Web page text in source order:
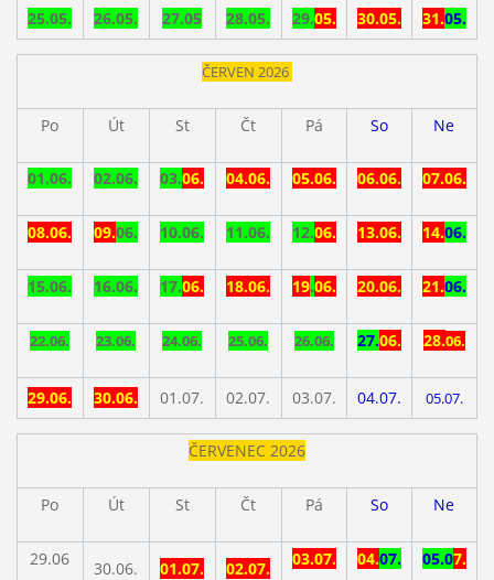
25.05. 26.05. 27.05 28.05. 29.05. 30.05. 31.05.
ČERVEN 2026
Po Út St Čt Pá So Ne
01.06. 02.06. 03.06. 04.06. 05.06. 06.06. 07.06.
08.06. 09.06. 10.06. 11.06. 12.06. 13.06. 14.06.
15.06. 16.06. 17.06. 18.06. 19.06. 20.06. 21.06.
22.06. 23.06. 24.06. 25.06. 26.06. 27.06. 28.06.
29.06. 30.06. 01.07. 02.07. 03.07. 04.07. 05.07.
ČERVENEC 2026
Po Út St Čt Pá So Ne
29.06 30.06. 01.07. 02.07. 03.07. 04.07. 05.07.